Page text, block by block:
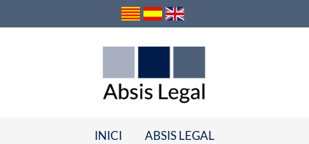
INICI ABSIS LEGAL